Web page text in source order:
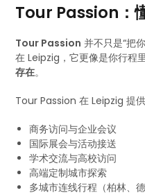
Tour Passion：
Tour Passion 并不只是“把
在 Leipzig，它更像是你行程
存在。
Tour Passion 在 Leipzig 提
商务访问与企业会议
国际展会与活动接送
学术交流与高校访问
高端定制城市探索
多城市连线行程（柏林、